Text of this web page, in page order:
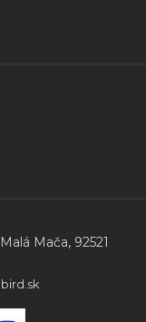
Mača, 92521